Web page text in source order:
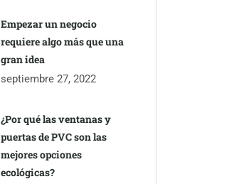
Empezar un negocio
requiere algo más que una
gran idea
septiembre 27, 2022
¿Por qué las ventanas y
puertas de PVC son las
mejores opciones
ecológicas?